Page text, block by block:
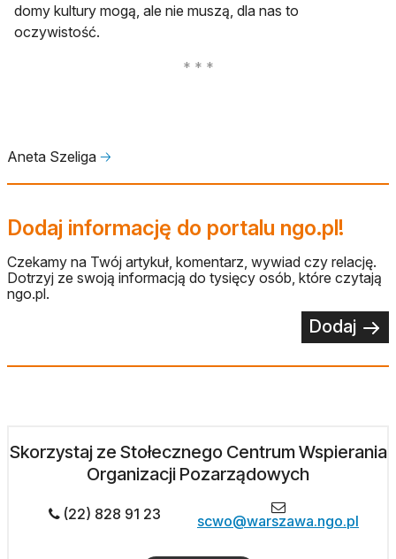
domy kultury mogą, ale nie muszą, dla nas to
oczywistość.
Aneta Szeliga 🡢
Dodaj informację do portalu ngo.pl!
Czekamy na Twój artykuł, komentarz, wywiad czy relację.
Dotrzyj ze swoją informacją do tysięcy osób, które czytają
ngo.pl.
Dodaj
Skorzystaj ze Stołecznego Centrum Wspierania
Organizacji Pozarządowych
(22) 828 91 23 scwo@warszawa.ngo.pl